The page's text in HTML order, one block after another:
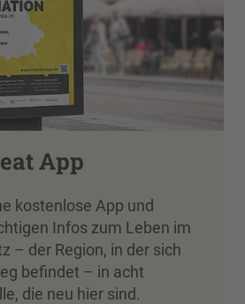
App
kostenlose App und
Infos zum Leben im
– der Region, in der sich
befindet – in acht
die neu hier sind.